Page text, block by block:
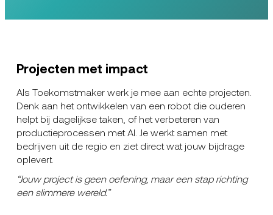
Projecten met impact
Als Toekomstmaker werk je mee aan echte projecten.
Denk aan het ontwikkelen van een robot die ouderen
helpt bij dagelijkse taken, of het verbeteren van
productieprocessen met AI. Je werkt samen met
bedrijven uit de regio en ziet direct wat jouw bijdrage
oplevert.
“Jouw project is geen oefening, maar een stap richting
een slimmere wereld.”